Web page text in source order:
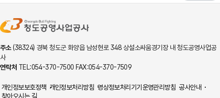
주소(38324) 경북 청도군 화양읍 남성현로 348 상설소싸움경기장 내 청도공영사업공
사
연락처 TEL:054-370-7500 FAX:054-370-7509
개인정보보호정책 개인정보처리방침 영상정보처리기기운영관리방침 공사안내
찾아오시는 길